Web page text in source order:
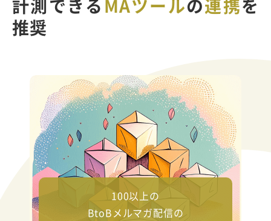
計測できるMAツールの連携を
推奨
100以上の
BtoBメルマガ配信の